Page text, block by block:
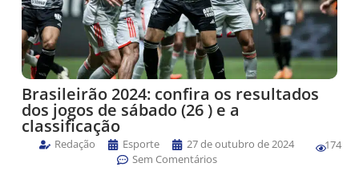
Brasileirão 2024: confira os resultados
dos jogos de sábado (26 ) e a
classificação
Redação Esporte
27 de outubro de 2024
Sem Comentários
174